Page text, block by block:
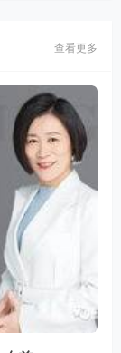
查看更多